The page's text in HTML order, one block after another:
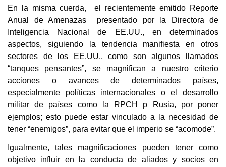
En la misma cuerda, el recientemente emitido Reporte
Anual de Amenazas presentado por la Directora de
Inteligencia Nacional de EE.UU., en determinados
aspectos, siguiendo la tendencia manifiesta en otros
sectores de los EE.UU., como son algunos llamados
“tanques pensantes”, se magnifican a nuestro criterio
acciones o avances de determinados países,
especialmente políticas internacionales o el desarrollo
militar de países como la RPCH p Rusia, por poner
ejemplos; esto puede estar vinculado a la necesidad de
tener “enemigos”, para evitar que el imperio se “acomode”.
Igualmente, tales magnificaciones pueden tener como
objetivo influir en la conducta de aliados y socios en